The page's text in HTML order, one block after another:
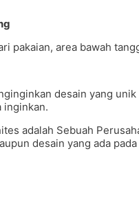
pakaian, area bawah
desain yang
inginkan.
adalah Sebuah
desain yang ada